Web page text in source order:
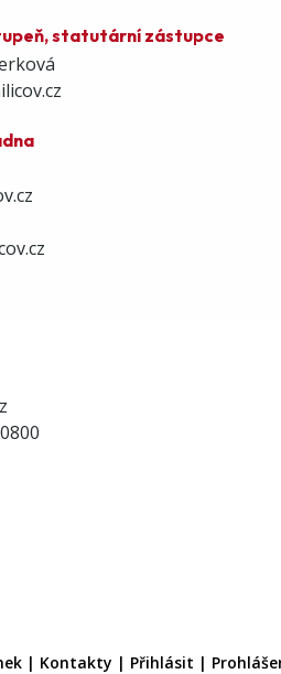
statutární zástupce
| Kontakty | Přihlásit |